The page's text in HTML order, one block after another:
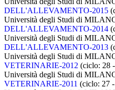
DELL'ALLEVAMENTO-2015
Università degli Studi di
DELL'ALLEVAMENTO-2014
Università degli Studi di
DELL'ALLEVAMENTO-2013
Università degli Studi di
VETERINARIE-2012 (ciclo: 28
Università degli Studi di
VETERINARIE-2011 (ciclo: 27